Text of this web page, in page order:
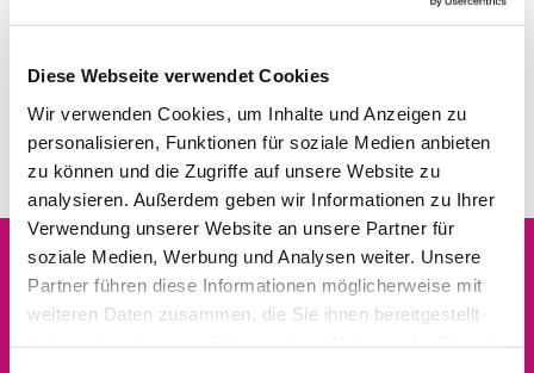
Diese Webseite verwendet Cookies
Wir verwenden Cookies, um Inhalte und Anzeigen zu
personalisieren, Funktionen für soziale Medien anbieten
zu können und die Zugriffe auf unsere Website zu
analysieren. Außerdem geben wir Informationen zu Ihrer
Verwendung unserer Website an unsere Partner für
soziale Medien, Werbung und Analysen weiter. Unsere
Partner führen diese Informationen möglicherweise mit
weiteren Daten zusammen, die Sie ihnen bereitgestellt
Dies könnte Sie auch